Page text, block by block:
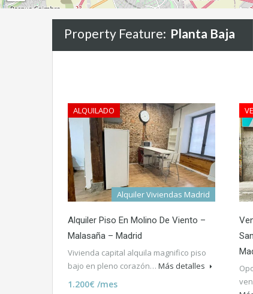
Property Feature: Planta Baja
ALQUILADO
Alquiler Viviendas Madrid
Alquiler Piso En Molino De Viento –
Malasaña – Madrid
Vivienda capital alquila magnifico piso
bajo en pleno corazón… Más detalles
1.200€ /mes